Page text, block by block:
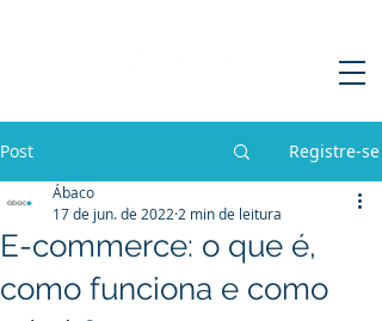
Post Registre-se
E-commerce: o que é,
como funciona e como
Ábaco
17 de jun. de 2022 2 min de leitura